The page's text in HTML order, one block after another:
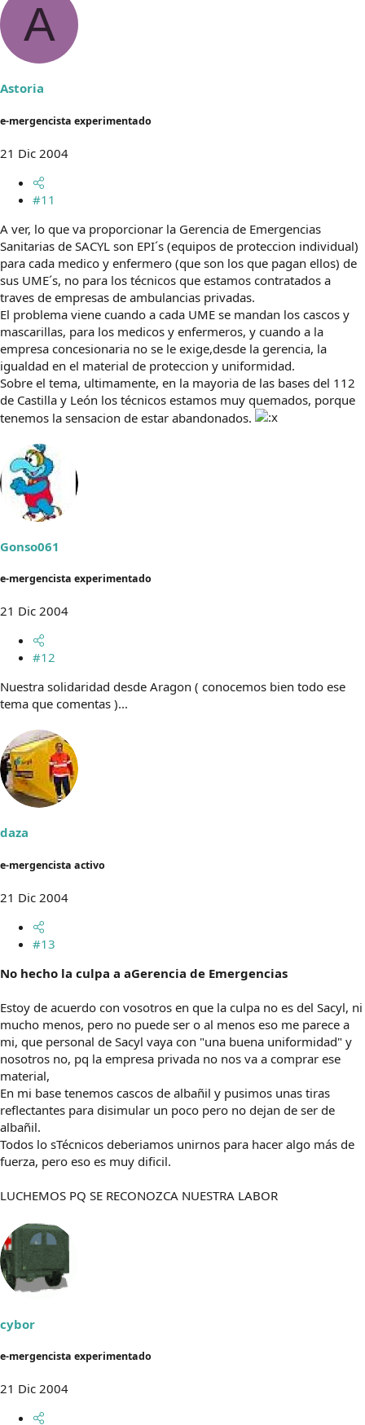
A
Astoria
e-mergencista experimentado
21 Dic 2004
#11
A ver, lo que va proporcionar la Gerencia de Emergencias
Sanitarias de SACYL son EPI´s (equipos de proteccion individual)
para cada medico y enfermero (que son los que pagan ellos) de
sus UME´s, no para los técnicos que estamos contratados a
traves de empresas de ambulancias privadas.
El problema viene cuando a cada UME se mandan los cascos y
mascarillas, para los medicos y enfermeros, y cuando a la
empresa concesionaria no se le exige,desde la gerencia, la
igualdad en el material de proteccion y uniformidad.
Sobre el tema, ultimamente, en la mayoria de las bases del 112
de Castilla y León los técnicos estamos muy quemados, porque
tenemos la sensacion de estar abandonados.
Gonso061
e-mergencista experimentado
21 Dic 2004
#12
Nuestra solidaridad desde Aragon ( conocemos bien todo ese
tema que comentas )...
daza
e-mergencista activo
21 Dic 2004
#13
No hecho la culpa a aGerencia de Emergencias
Estoy de acuerdo con vosotros en que la culpa no es del Sacyl, ni
mucho menos, pero no puede ser o al menos eso me parece a
mi, que personal de Sacyl vaya con "una buena uniformidad" y
nosotros no, pq la empresa privada no nos va a comprar ese
material,
En mi base tenemos cascos de albañil y pusimos unas tiras
reflectantes para disimular un poco pero no dejan de ser de
albañil.
Todos lo sTécnicos deberiamos unirnos para hacer algo más de
fuerza, pero eso es muy dificil.
LUCHEMOS PQ SE RECONOZCA NUESTRA LABOR
cybor
e-mergencista experimentado
21 Dic 2004